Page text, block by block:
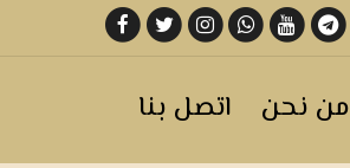
من نحن اتصل بنا